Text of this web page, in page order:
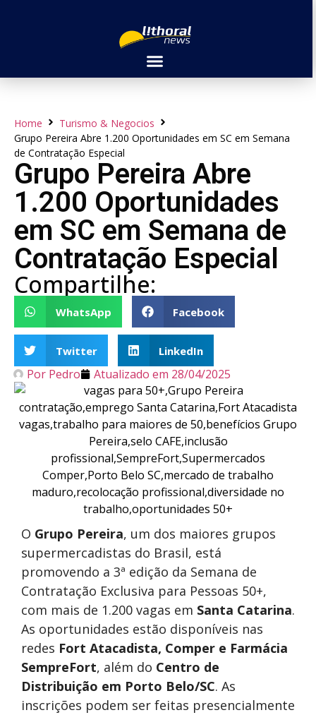
Home
Turismo & Negocios
Grupo Pereira Abre 1.200 Oportunidades em SC em Semana
de Contratação Especial
Grupo Pereira Abre
1.200 Oportunidades
em SC em Semana de
Contratação Especial
Compartilhe:
WhatsApp Facebook
Twitter LinkedIn
Por Pedro Atualizado em 28/04/2025
O Grupo Pereira, um dos maiores grupos
supermercadistas do Brasil, está
promovendo a 3ª edição da Semana de
Contratação Exclusiva para Pessoas 50+,
com mais de 1.200 vagas em Santa Catarina.
As oportunidades estão disponíveis nas
redes Fort Atacadista, Comper e Farmácia
SempreFort, além do Centro de
Distribuição em Porto Belo/SC. As
inscrições podem ser feitas presencialmente